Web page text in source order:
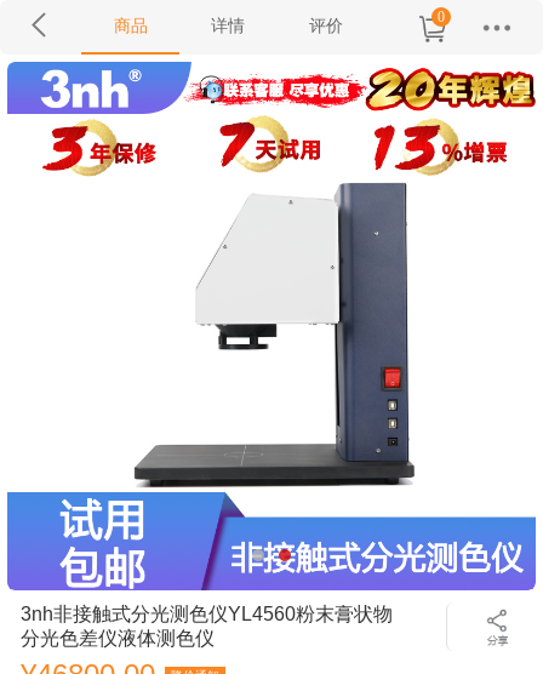
商品 详情 评价 0
3nh非接触式分光测色仪YL4560粉末膏状物
分光色差仪液体测色仪